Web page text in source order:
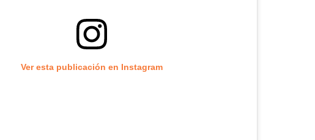
Ver esta publicación en Instagram